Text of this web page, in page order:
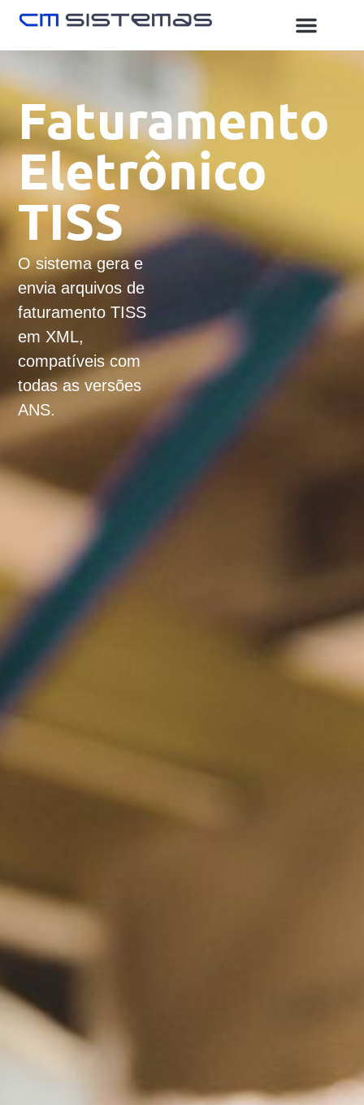
Faturamento
Eletrônico
TISS
O sistema gera e
envia arquivos de
faturamento TISS
em XML,
compatíveis com
todas as versões
ANS.